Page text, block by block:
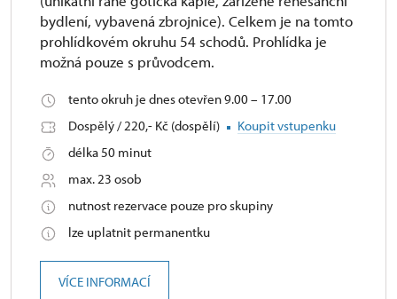
bydlení, vybavená zbrojnice). Celkem je na tomto
prohlídkovém okruhu 54 schodů. Prohlídka je
možná pouze s průvodcem.
tento okruh je dnes otevřen 9.00 – 17.00
Dospělý / 220,- Kč (dospělí)
Koupit vstupenku
délka 50 minut
max. 23 osob
nutnost rezervace pouze pro skupiny
lze uplatnit permanentku
VÍCE INFORMACÍ